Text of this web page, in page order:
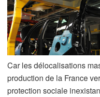
Car les délocalisations
production de la France
protection sociale